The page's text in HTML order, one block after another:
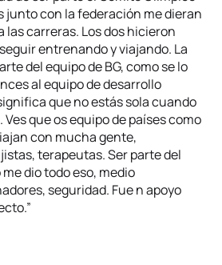
junto con la federación me dieran
las carreras. Los dos hicieron
entrenando y viajando. La
del equipo de BG, como se lo
al equipo de desarrollo
que no estás sola cuando
que os equipo de países como
con mucha gente,
terapeutas. Ser parte del
dio todo eso, medio
seguridad. Fue n apoyo